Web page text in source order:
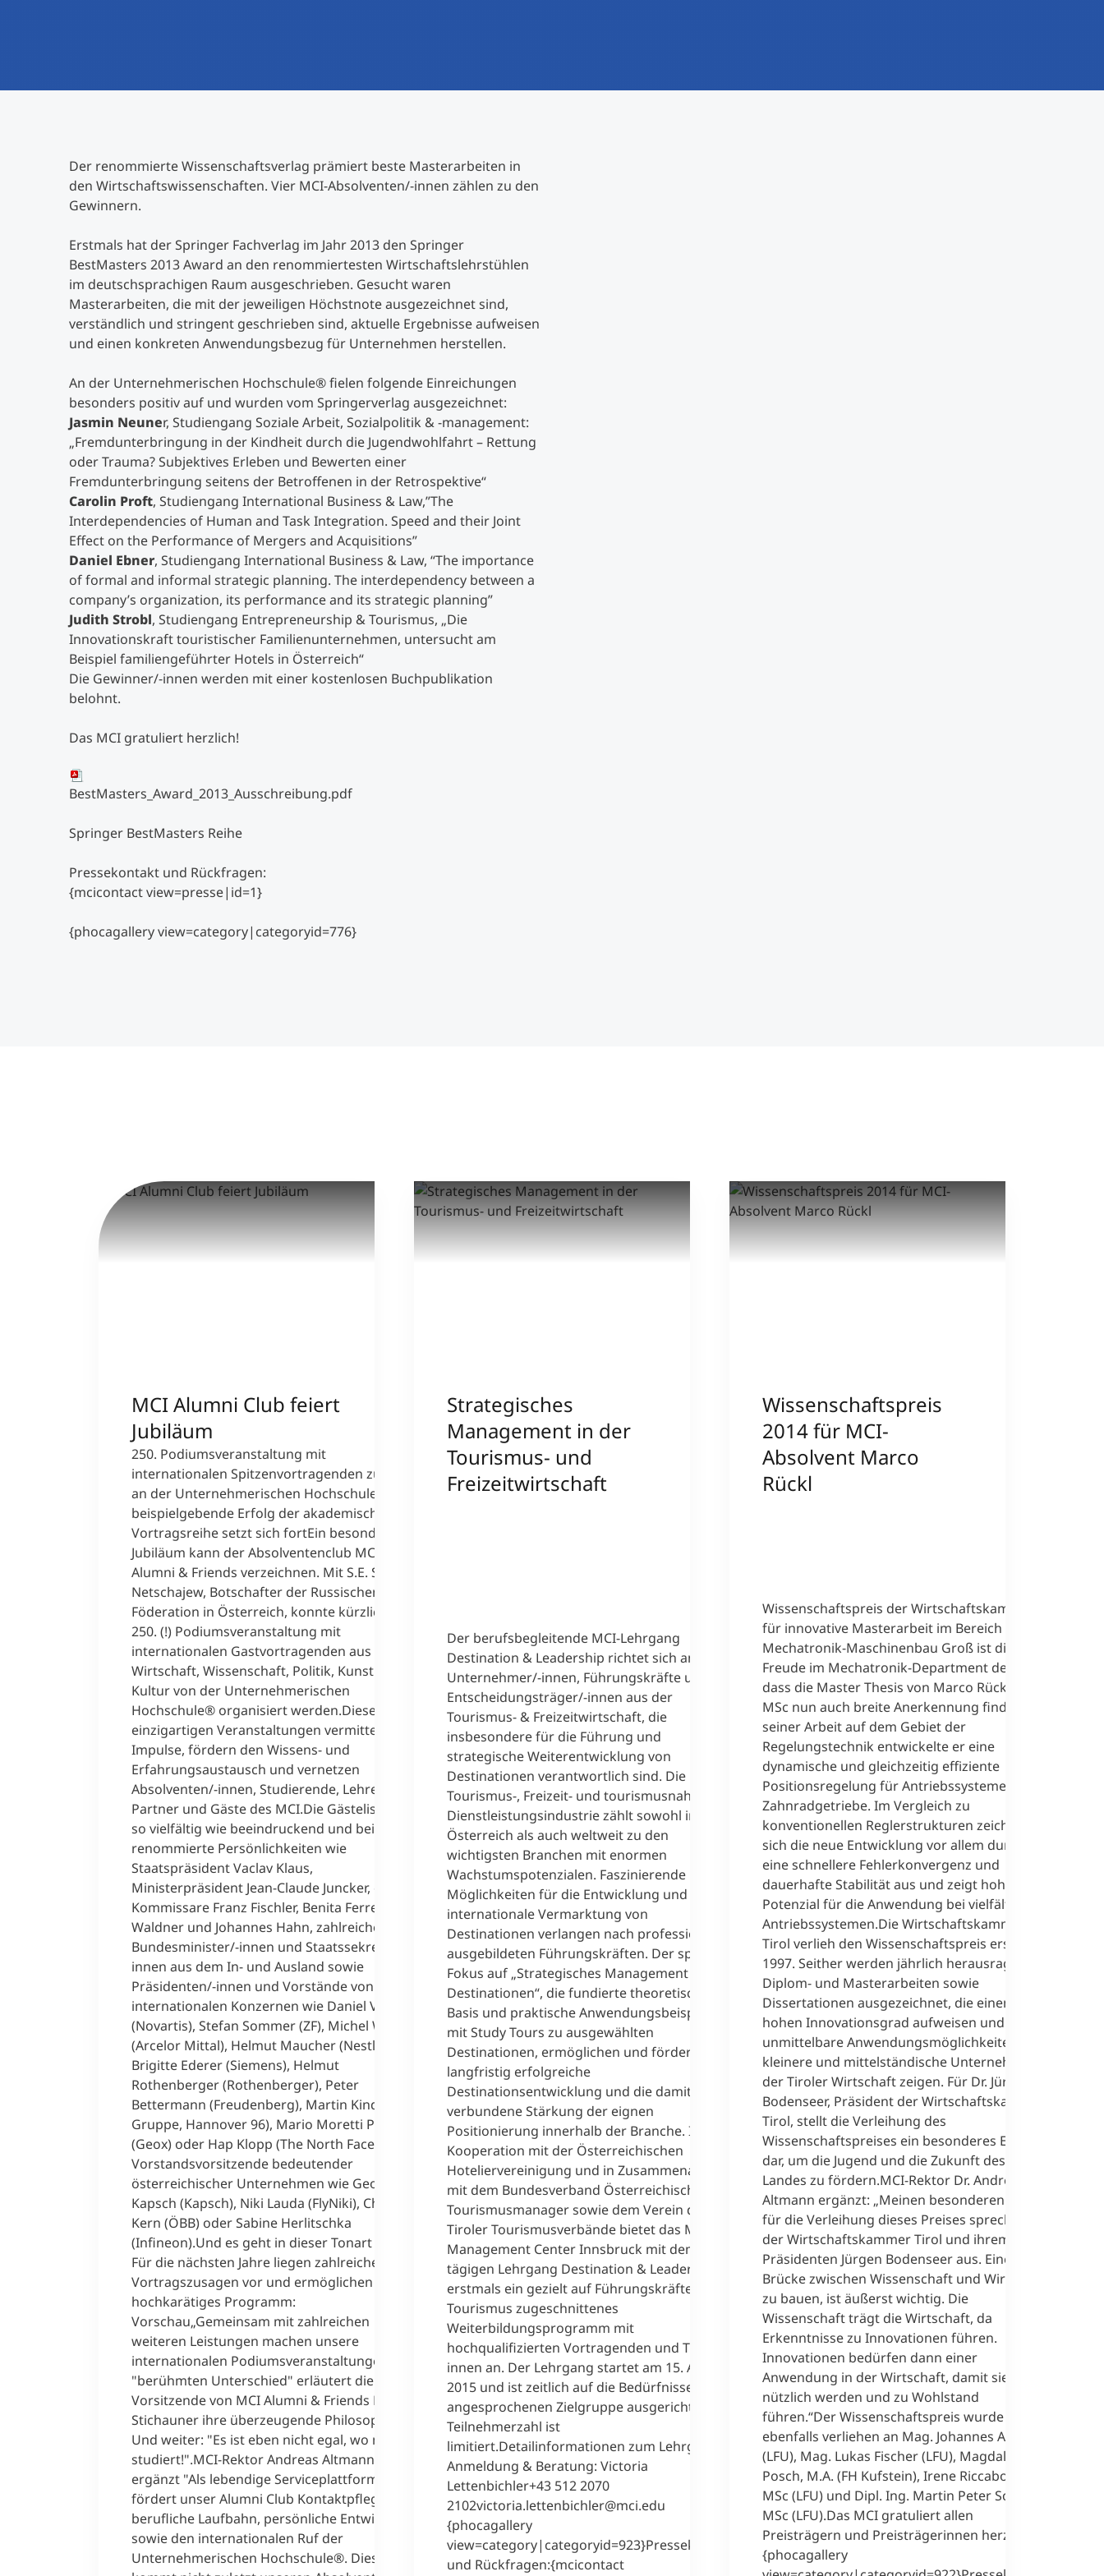
Masterclasses
Technische Weiterbildung
Maßgeschneiderte Programme
Der renommierte Wissenschaftsverlag prämiert beste Masterarbeiten in
den Wirtschaftswissenschaften. Vier MCI-Absolventen/-innen zählen zu den
Gewinnern.
Erstmals hat der Springer Fachverlag im Jahr 2013 den Springer
BestMasters 2013 Award an den renommiertesten Wirtschaftslehrstühlen
im deutschsprachigen Raum ausgeschrieben. Gesucht waren
Masterarbeiten, die mit der jeweiligen Höchstnote ausgezeichnet sind,
verständlich und stringent geschrieben sind, aktuelle Ergebnisse aufweisen
und einen konkreten Anwendungsbezug für Unternehmen herstellen.
An der Unternehmerischen Hochschule® fielen folgende Einreichungen
besonders positiv auf und wurden vom Springerverlag ausgezeichnet:
Jasmin Neuner, Studiengang Soziale Arbeit, Sozialpolitik & -management:
„Fremdunterbringung in der Kindheit durch die Jugendwohlfahrt – Rettung
oder Trauma? Subjektives Erleben und Bewerten einer
Fremdunterbringung seitens der Betroffenen in der Retrospektive“
Carolin Proft, Studiengang International Business & Law,”The
Interdependencies of Human and Task Integration. Speed and their Joint
Effect on the Performance of Mergers and Acquisitions”
Daniel Ebner, Studiengang International Business & Law, “The importance
of formal and informal strategic planning. The interdependency between a
company’s organization, its performance and its strategic planning”
Judith Strobl, Studiengang Entrepreneurship & Tourismus, „Die
Innovationskraft touristischer Familienunternehmen, untersucht am
Beispiel familiengeführter Hotels in Österreich“
Die Gewinner/-innen werden mit einer kostenlosen Buchpublikation
belohnt.
Das MCI gratuliert herzlich!
BestMasters_Award_2013_Ausschreibung.pdf
Springer BestMasters Reihe
Pressekontakt und Rückfragen:
{mcicontact view=presse|id=1}
{phocagallery view=category|categoryid=776}
MCI Alumni Club feiert
Jubiläum
250. Podiumsveranstaltung mit
internationalen Spitzenvortragenden zu Gast
an der Unternehmerischen Hochschule® - Der
beispielgebende Erfolg der akademischen
Vortragsreihe setzt sich fortEin besonderes
Jubiläum kann der Absolventenclub MCI
Alumni & Friends verzeichnen. Mit S.E. Sergej
Netschajew, Botschafter der Russischen
Föderation in Österreich, konnte kürzlich die
250. (!) Podiumsveranstaltung mit
internationalen Gastvortragenden aus
Wirtschaft, Wissenschaft, Politik, Kunst und
Kultur von der Unternehmerischen
Hochschule® organisiert werden.Diese
einzigartigen Veranstaltungen vermitteln
Impulse, fördern den Wissens- und
Erfahrungsaustausch und vernetzen
Absolventen/-innen, Studierende, Lehrende,
Partner und Gäste des MCI.Die Gästeliste ist
so vielfältig wie beeindruckend und beinhaltet
renommierte Persönlichkeiten wie
Staatspräsident Vaclav Klaus,
Ministerpräsident Jean-Claude Juncker, die EU-
Kommissare Franz Fischler, Benita Ferrero
Waldner und Johannes Hahn, zahlreiche
Bundesminister/-innen und Staatssekretäre/-
innen aus dem In- und Ausland sowie
Präsidenten/-innen und Vorstände von
internationalen Konzernen wie Daniel Vasella
(Novartis), Stefan Sommer (ZF), Michel Wurth
(Arcelor Mittal), Helmut Maucher (Nestlé),
Brigitte Ederer (Siemens), Helmut
Rothenberger (Rothenberger), Peter
Bettermann (Freudenberg), Martin Kind (Kind
Gruppe, Hannover 96), Mario Moretti Polegato
(Geox) oder Hap Klopp (The North Face) sowie
Vorstandsvorsitzende bedeutender
österreichischer Unternehmen wie Georg
Kapsch (Kapsch), Niki Lauda (FlyNiki), Christian
Kern (ÖBB) oder Sabine Herlitschka
(Infineon).Und es geht in dieser Tonart weiter:
Für die nächsten Jahre liegen zahlreiche
Vortragszusagen vor und ermöglichen ein
hochkarätiges Programm:
Vorschau„Gemeinsam mit zahlreichen
weiteren Leistungen machen unsere
internationalen Podiumsveranstaltungen den
"berühmten Unterschied" erläutert die
Vorsitzende von MCI Alumni & Friends Bettina
Stichauner ihre überzeugende Philosophie.
Und weiter: "Es ist eben nicht egal, wo man
studiert!".MCI-Rektor Andreas Altmann
ergänzt "Als lebendige Serviceplattform
fördert unser Alumni Club Kontaktpflege,
berufliche Laufbahn, persönliche Entwicklung
sowie den internationalen Ruf der
Unternehmerischen Hochschule®. Dies
Strategisches
Management in der
Tourismus- und
Freizeitwirtschaft
Der berufsbegleitende MCI-Lehrgang
Destination & Leadership richtet sich an
Unternehmer/-innen, Führungskräfte und
Entscheidungsträger/-innen aus der
Tourismus- & Freizeitwirtschaft, die
insbesondere für die Führung und
strategische Weiterentwicklung von
Destinationen verantwortlich sind. Die
Tourismus-, Freizeit- und tourismusnahe
Dienstleistungsindustrie zählt sowohl in
Österreich als auch weltweit zu den
wichtigsten Branchen mit enormen
Wachstumspotenzialen. Faszinierende
Möglichkeiten für die Entwicklung und
internationale Vermarktung von
Destinationen verlangen nach professionell
ausgebildeten Führungskräften. Der spezielle
Fokus auf „Strategisches Management von
Destinationen“, die fundierte theoretische
Basis und praktische Anwendungsbeispiele
mit Study Tours zu ausgewählten
Destinationen, ermöglichen und fördern eine
langfristig erfolgreiche
Destinationsentwicklung und die damit
verbundene Stärkung der eignen
Positionierung innerhalb der Branche. In
Kooperation mit der Österreichischen
Hoteliervereinigung und in Zusammenarbeit
mit dem Bundesverband Österreichischer
Tourismusmanager sowie dem Verein der
Tiroler Tourismusverbände bietet das MCI
Management Center Innsbruck mit dem 14-
tägigen Lehrgang Destination & Leadership
erstmals ein gezielt auf Führungskräfte im
Tourismus zugeschnittenes
Weiterbildungsprogramm mit
hochqualifizierten Vortragenden und Trainer/-
innen an. Der Lehrgang startet am 15. April
2015 und ist zeitlich auf die Bedürfnisse der
angesprochenen Zielgruppe ausgerichtet. Die
Teilnehmerzahl ist
limitiert.Detailinformationen zum Lehrgang
Anmeldung & Beratung: Victoria
Lettenbichler+43 512 2070
2102victoria.lettenbichler@mci.edu
{phocagallery
view=category|categoryid=923}Pressekontakt
und Rückfragen:{mcicontact
Wissenschaftspreis
2014 für MCI-
Absolvent Marco
Rückl
Wissenschaftspreis der Wirtschaftskammer
für innovative Masterarbeit im Bereich
Mechatronik-Maschinenbau Groß ist die
Freude im Mechatronik-Department des MCI,
dass die Master Thesis von Marco Rückl, BSc,
MSc nun auch breite Anerkennung findet. In
seiner Arbeit auf dem Gebiet der
Regelungstechnik entwickelte er eine
dynamische und gleichzeitig effiziente
Positionsregelung für Antriebssysteme mit
Zahnradgetriebe. Im Vergleich zu
konventionellen Reglerstrukturen zeichnet
sich die neue Entwicklung vor allem durch
eine schnellere Fehlerkonvergenz und
dauerhafte Stabilität aus und zeigt hohes
Potenzial für die Anwendung bei vielfältigen
Antriebssystemen.Die Wirtschaftskammer
Tirol verlieh den Wissenschaftspreis erstmals
1997. Seither werden jährlich herausragende
Diplom- und Masterarbeiten sowie
Dissertationen ausgezeichnet, die einen
hohen Innovationsgrad aufweisen und
unmittelbare Anwendungsmöglichkeiten für
kleinere und mittelständische Unternehmen
der Tiroler Wirtschaft zeigen. Für Dr. Jürgen
Bodenseer, Präsident der Wirtschaftskammer
Tirol, stellt die Verleihung des
Wissenschaftspreises ein besonderes Ereignis
dar, um die Jugend und die Zukunft des
Landes zu fördern.MCI-Rektor Dr. Andreas
Altmann ergänzt: „Meinen besonderen Dank
für die Verleihung dieses Preises spreche ich
der Wirtschaftskammer Tirol und ihrem
Präsidenten Jürgen Bodenseer aus. Eine
Brücke zwischen Wissenschaft und Wirtschaft
zu bauen, ist äußerst wichtig. Die
Wissenschaft trägt die Wirtschaft, da
Erkenntnisse zu Innovationen führen.
Innovationen bedürfen dann einer
Anwendung in der Wirtschaft, damit sie
nützlich werden und zu Wohlstand
führen.“Der Wissenschaftspreis wurde
ebenfalls verliehen an Mag. Johannes Ager
(LFU), Mag. Lukas Fischer (LFU), Magdalena
Posch, M.A. (FH Kufstein), Irene Riccabona,
MSc (LFU) und Dipl. Ing. Martin Peter Schwarz,
MSc (LFU).Das MCI gratuliert allen
Preisträgern und Preisträgerinnen herzlich!
{phocagallery